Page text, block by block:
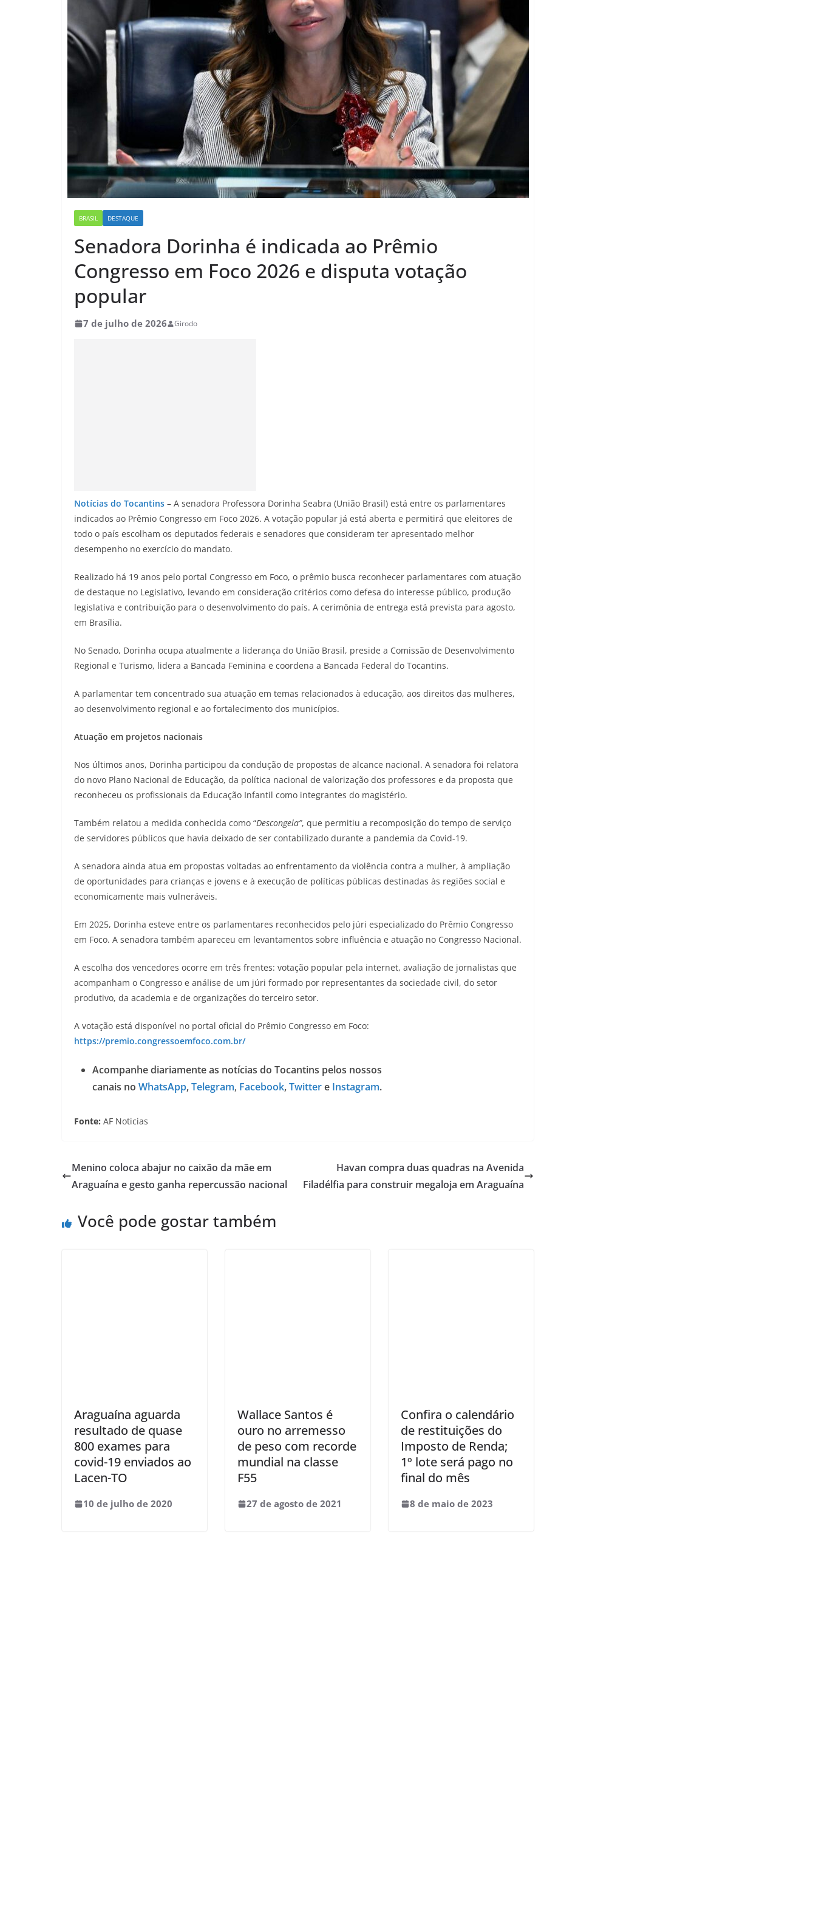
BRASIL DESTAQUE
Senadora Dorinha é indicada ao Prêmio
Congresso em Foco 2026 e disputa votação
popular
7 de julho de 2026 Girodo
Notícias do Tocantins – A senadora Professora Dorinha Seabra (União Brasil) está entre os parlamentares
indicados ao Prêmio Congresso em Foco 2026. A votação popular já está aberta e permitirá que eleitores de
todo o país escolham os deputados federais e senadores que consideram ter apresentado melhor
desempenho no exercício do mandato.
Realizado há 19 anos pelo portal Congresso em Foco, o prêmio busca reconhecer parlamentares com atuação
de destaque no Legislativo, levando em consideração critérios como defesa do interesse público, produção
legislativa e contribuição para o desenvolvimento do país. A cerimônia de entrega está prevista para agosto,
em Brasília.
No Senado, Dorinha ocupa atualmente a liderança do União Brasil, preside a Comissão de Desenvolvimento
Regional e Turismo, lidera a Bancada Feminina e coordena a Bancada Federal do Tocantins.
A parlamentar tem concentrado sua atuação em temas relacionados à educação, aos direitos das mulheres,
ao desenvolvimento regional e ao fortalecimento dos municípios.
Atuação em projetos nacionais
Nos últimos anos, Dorinha participou da condução de propostas de alcance nacional. A senadora foi relatora
do novo Plano Nacional de Educação, da política nacional de valorização dos professores e da proposta que
reconheceu os profissionais da Educação Infantil como integrantes do magistério.
Também relatou a medida conhecida como “Descongela”, que permitiu a recomposição do tempo de serviço
de servidores públicos que havia deixado de ser contabilizado durante a pandemia da Covid-19.
A senadora ainda atua em propostas voltadas ao enfrentamento da violência contra a mulher, à ampliação
de oportunidades para crianças e jovens e à execução de políticas públicas destinadas às regiões social e
economicamente mais vulneráveis.
Em 2025, Dorinha esteve entre os parlamentares reconhecidos pelo júri especializado do Prêmio Congresso
em Foco. A senadora também apareceu em levantamentos sobre influência e atuação no Congresso Nacional.
A escolha dos vencedores ocorre em três frentes: votação popular pela internet, avaliação de jornalistas que
acompanham o Congresso e análise de um júri formado por representantes da sociedade civil, do setor
produtivo, da academia e de organizações do terceiro setor.
A votação está disponível no portal oficial do Prêmio Congresso em Foco:
https://premio.congressoemfoco.com.br/
Acompanhe diariamente as notícias do Tocantins pelos nossos
canais no WhatsApp,Telegram, Facebook,Twittere Instagram.
Fonte: AF Noticias
Menino coloca abajur no caixão da mãe em
Araguaína e gesto ganha repercussão nacional
Havan compra duas quadras na Avenida
Filadélfia para construir megaloja em Araguaína
Você pode gostar também
Araguaína aguarda
resultado de quase
800 exames para
covid-19 enviados ao
Lacen-TO
10 de julho de 2020
Wallace Santos é
ouro no arremesso
de peso com recorde
mundial na classe
F55
27 de agosto de 2021
Confira o calendário
de restituições do
Imposto de Renda;
1º lote será pago no
final do mês
8 de maio de 2023